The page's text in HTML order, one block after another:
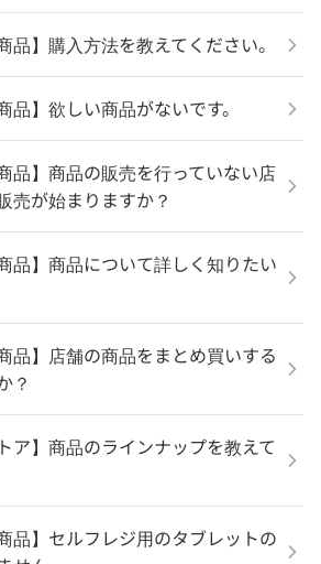
品】購入方法を教えてください。
品】欲しい商品がないです。
品】商品の販売を行っていない店
売が始まりますか？
品】商品について詳しく知りたい
品】店舗の商品をまとめ買いする
？
ア】商品のラインナップを教えて
品】セルフレジ用のタブレットの